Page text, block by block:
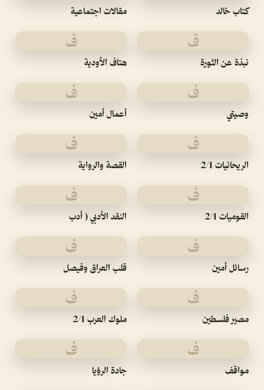
كتاب خالد مقالات اجتماعية
ف
نبذة عن الثورة
ف
هتاف الأودية
ف
وصيتي
ف
أعمال أمين
ف
الريحانيات 2/1
ف
القصة والرواية
ف
القوميات 2/1
ف
النقد الأدبي ( أدب
ف
رسائل أمين
ف
قلب العراق وفيصل
ف
مصير فلسطين
ف
ملوك العرب 2/1
ف
مواقف
ف
جادة الرؤيا